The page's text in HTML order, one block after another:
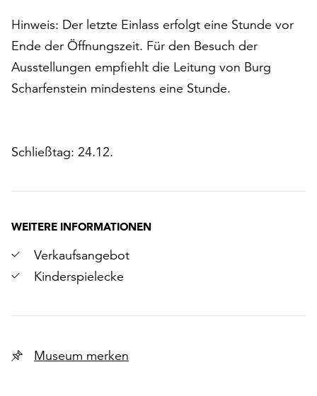
Hinweis: Der letzte Einlass erfolgt eine Stunde vor
Ende der Öffnungszeit. Für den Besuch der
Ausstellungen empfiehlt die Leitung von Burg
Scharfenstein mindestens eine Stunde.
Schließtag: 24.12.
WEITERE INFORMATIONEN
Verkaufsangebot
Kinderspielecke
Museum merken